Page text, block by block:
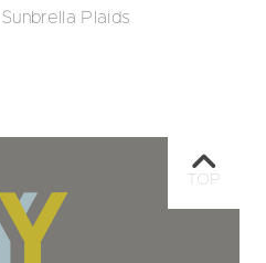
Sunbrella Plaids
TOP